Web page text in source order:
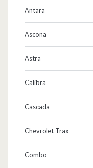
Antara
Ascona
Astra
Calibra
Cascada
Chevrolet Trax
Combo